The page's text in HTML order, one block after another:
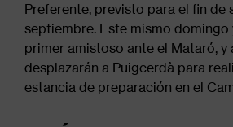
Preferente, previsto para el fin de
septiembre. Este mismo domingo
primer amistoso ante el Mataró, y
desplazarán a Puigcerdà para
estancia de preparación en el